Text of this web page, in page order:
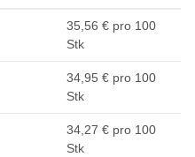
35,56 € pro 100
Stk
34,95 € pro 100
Stk
34,27 € pro 100
Stk